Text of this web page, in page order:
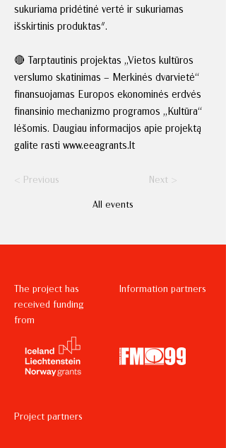
sukuriama pridėtinė vertė ir sukuriamas
išskirtinis produktas".
🔴 Tarptautinis projektas „Vietos kultūros
verslumo skatinimas – Merkinės dvarvietė“
finansuojamas Europos ekonominės erdvės
finansinio mechanizmo programos „Kultūra“
lėšomis. Daugiau informacijos apie projektą
galite rasti www.eeagrants.lt
< Previous
All events
Next >
The project has
received funding
from
Information partners
Project partners